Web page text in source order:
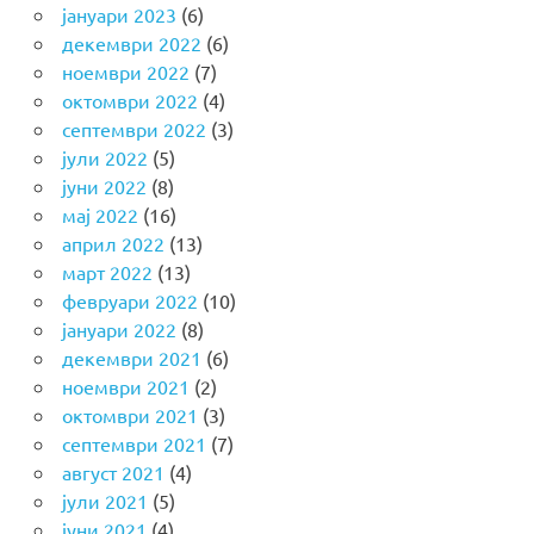
јануари 2023 (6)
декември 2022 (6)
ноември 2022 (7)
октомври 2022 (4)
септември 2022 (3)
јули 2022 (5)
јуни 2022 (8)
мај 2022 (16)
април 2022 (13)
март 2022 (13)
февруари 2022 (10)
јануари 2022 (8)
декември 2021 (6)
ноември 2021 (2)
октомври 2021 (3)
септември 2021 (7)
август 2021 (4)
јули 2021 (5)
јуни 2021 (4)